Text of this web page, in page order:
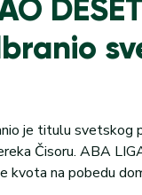
je titulu svetskog
Čisoru. ABA
kvota na pobedu